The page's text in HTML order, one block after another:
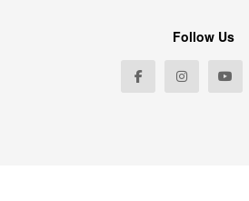
Follow Us